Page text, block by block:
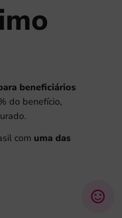
beneficiários
do benefício,
com uma das